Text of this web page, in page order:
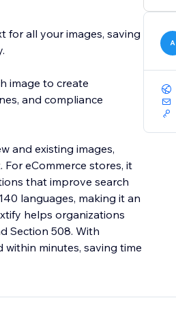
for all your images, saving
image to create
and compliance
and existing images,
eCommerce stores, it
that improve search
languages, making it an
helps organizations
Section 508. With
minutes, saving time
A